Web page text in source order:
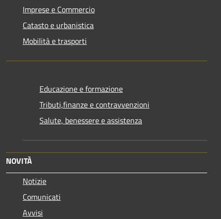
Imprese e Commercio
Catasto e urbanistica
Mobilità e trasporti
Educazione e formazione
Tributi,finanze e contravvenzioni
Salute, benessere e assistenza
NOVITÀ
Notizie
Comunicati
Avvisi